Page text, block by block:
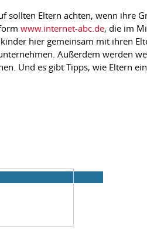
sollten Eltern achten, wenn ihre
www.internet-abc.de, die im
hier gemeinsam mit ihren
Außerdem werden
Und es gibt Tipps, wie Eltern